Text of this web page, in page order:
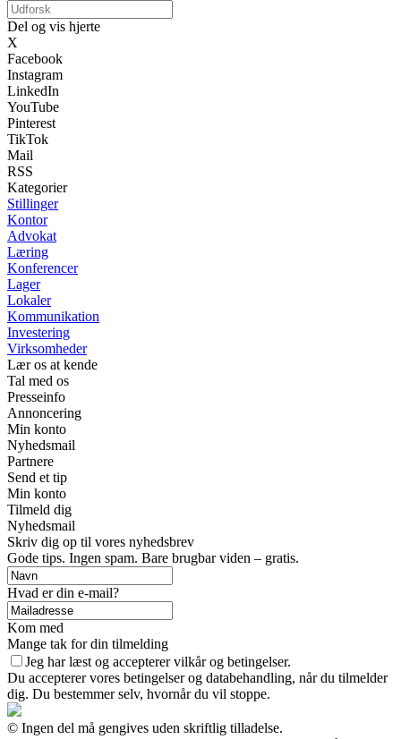
Del og vis hjerte
X
Facebook
Instagram
LinkedIn
YouTube
Pinterest
TikTok
Mail
RSS
Kategorier
Stillinger
Kontor
Advokat
Læring
Konferencer
Lager
Lokaler
Kommunikation
Investering
Virksomheder
Lær os at kende
Tal med os
Presseinfo
Annoncering
Min konto
Nyhedsmail
Partnere
Send et tip
Min konto
Tilmeld dig
Nyhedsmail
Skriv dig op til vores nyhedsbrev
Gode tips. Ingen spam. Bare brugbar viden – gratis.
Hvad er din e-mail?
Kom med
Mange tak for din tilmelding
Jeg har læst og accepterer vilkår og betingelser.
Du accepterer vores betingelser og databehandling, når du tilmelder
dig. Du bestemmer selv, hvornår du vil stoppe.
© Ingen del må gengives uden skriftlig tilladelse.